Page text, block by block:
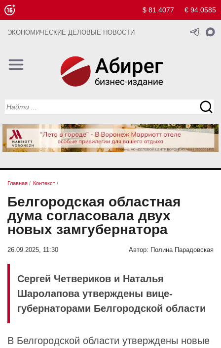
$ 81.4077 € 94.0585
ЭКОНОМИЧЕСКИЕ ДЕЛОВЫЕ НОВОСТИ
Главная / Контекст /
Белгородская областная
дума согласовала двух
новых замгубернатора
26.09.2025, 11:30 Автор: Полина Парадовская
Сергей Четвериков и Наталья
Шаролапова утверждены вице-
губернаторами Белгородской области
В Белгородской области утверждены новые